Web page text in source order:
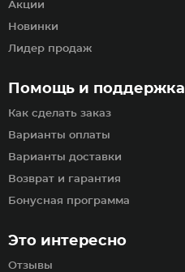
Помощь и поддержка
Как сделать заказ
Варианты оплаты
Варианты доставки
Возврат и гарантия
Бонусная программа
Акции
Новинки
Лидер продаж
Это интересно
Отзывы